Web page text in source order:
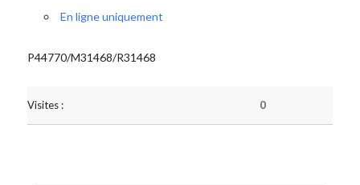
En ligne uniquement
P44770/M31468/R31468
Visites : 0